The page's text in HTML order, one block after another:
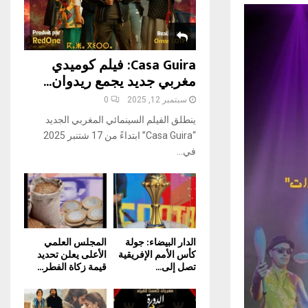
Casa Guira: فيلم كوميدي
مغربي جديد يجمع ريدوان...
سبتمبر 12, 2025 0
ينطلق الفيلم السينمائي المغربي الجديد
“Casa Guira” ابتداءً من 17 شتنبر 2025
في...
المجلس العلمي
الأعلى يعلن تحديد
قيمة زكاة الفطر...
الدار البيضاء: جولة
كأس الأمم الإفريقية
تصل إلى...